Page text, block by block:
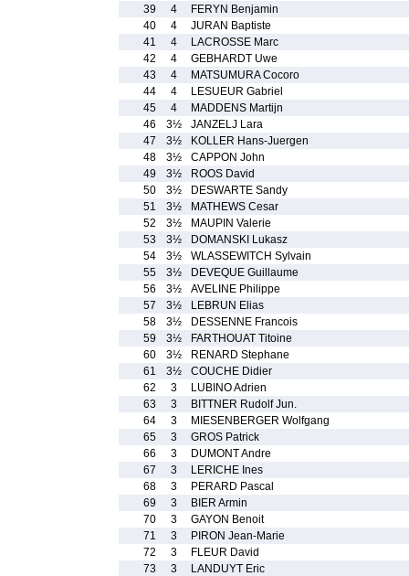
39
4
FERYN Benjamin
40
4
JURAN Baptiste
41
4
LACROSSE Marc
42
4
GEBHARDT Uwe
43
4
MATSUMURA Cocoro
44
4
LESUEUR Gabriel
45
4
MADDENS Martijn
46
3½
JANZELJ Lara
47
3½
KOLLER Hans-Juergen
48
3½
CAPPON John
49
3½
ROOS David
50
3½
DESWARTE Sandy
51
3½
MATHEWS Cesar
52
3½
MAUPIN Valerie
53
3½
DOMANSKI Lukasz
54
3½
WLASSEWITCH Sylvain
55
3½
DEVEQUE Guillaume
56
3½
AVELINE Philippe
57
3½
LEBRUN Elias
58
3½
DESSENNE Francois
59
3½
FARTHOUAT Titoine
60
3½
RENARD Stephane
61
3½
COUCHE Didier
62
3
LUBINO Adrien
63
3
BITTNER Rudolf Jun.
64
3
MIESENBERGER Wolfgang
65
3
GROS Patrick
66
3
DUMONT Andre
67
3
LERICHE Ines
68
3
PERARD Pascal
69
3
BIER Armin
70
3
GAYON Benoit
71
3
PIRON Jean-Marie
72
3
FLEUR David
73
3
LANDUYT Eric